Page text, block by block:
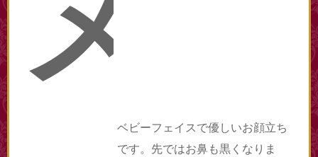
ベビーフェイスで優しいお顔立ち
です。先ではお鼻も黒くなりま